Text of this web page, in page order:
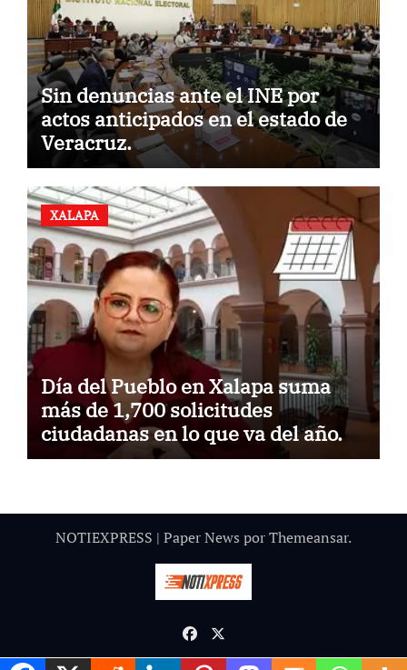
Sin denuncias ante el INE por
actos anticipados en el estado de
Veracruz.
XALAPA
Día del Pueblo en Xalapa suma
más de 1,700 solicitudes
ciudadanas en lo que va del año.
NOTIEXPRESS | Paper News porThemeansar.